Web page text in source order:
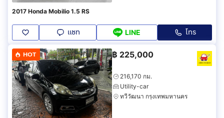
2017 Honda Mobilio 1.5 RS
แชท LINE โทร
HOT ฿ 225,000
216,170 กม.
Utility-car
ทวีวัฒนา กรุงเทพมหานคร